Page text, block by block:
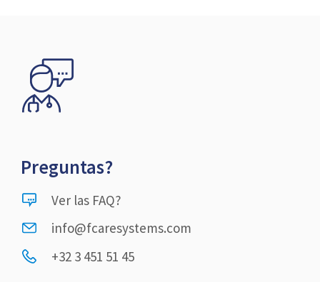
Preguntas?
Ver las FAQ?
info@fcaresystems.com
+32 3 451 51 45